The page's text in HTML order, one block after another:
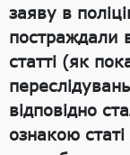
заяву в
постраждали
статті (як
відповідно
ознакою